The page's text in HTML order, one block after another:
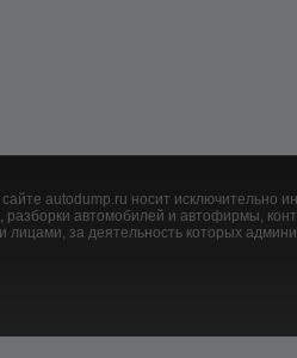
autodump.ru носит исключительно
разборки автомобилей и автофирмы,
за деятельность которых